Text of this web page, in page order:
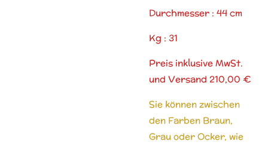
Durchmesser : 44 cm
Kg : 31
Preis inklusive MwSt.
und Versand 210,00 €
Sie können zwischen
den Farben Braun,
Grau oder Ocker, wie